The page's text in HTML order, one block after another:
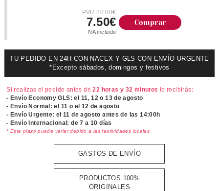
PVR 20.00€
7.50€
IVA incluido
Comprar
TU PEDIDO EN 24H CON NACEX Y GLS CON ENVÍO URGENTE
*Excepto sábados, domingos y festivos
Si realizas el pedido antes de22 horas y 32 minutos lo recibirás:
- Envío Economy GLS: el 11, 12 o 13 de agosto
- Envío Normal: el 11 o el 12 de agosto
- Envío Urgente: el11 de agosto antes de las 14:00h
- Envío Internacional: de 7 a 10 días
* Este plazo puede variar debido a las festividades locales
GASTOS DE ENVÍO
PRODUCTOS 100%
ORIGINALES